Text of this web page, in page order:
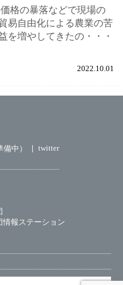
格の暴落などで現場の
易自由化による農業の苦
を増やしてきたの・・・
2022.10.01
中） twitter
報ステーション